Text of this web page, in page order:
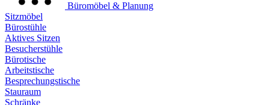
Büromöbel & Planung
Sitzmöbel
Bürostühle
Aktives Sitzen
Besucherstühle
Bürotische
Arbeitstische
Besprechungstische
Stauraum
Schränke